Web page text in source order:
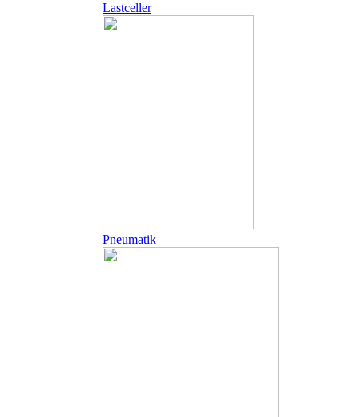
Lastceller
Pneumatik